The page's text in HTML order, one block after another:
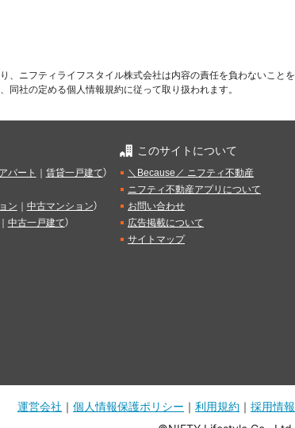
、ニフティライフスタイル株式会社は内容の責任を負わないことを
社の定める個人情報規約に従って取り扱われます。
パート ｜ 賃貸一戸建て）
ン ｜ 中古マンション）
｜ 中古一戸建て）
このサイトについて
＼Because／ ニフティ不動産
ニフティ不動産アプリについて
お問い合わせ
広告掲載について
サイトマップ
運営会社 ｜ 個人情報保護ポリシー ｜ 利用規約 ｜ 採用情報